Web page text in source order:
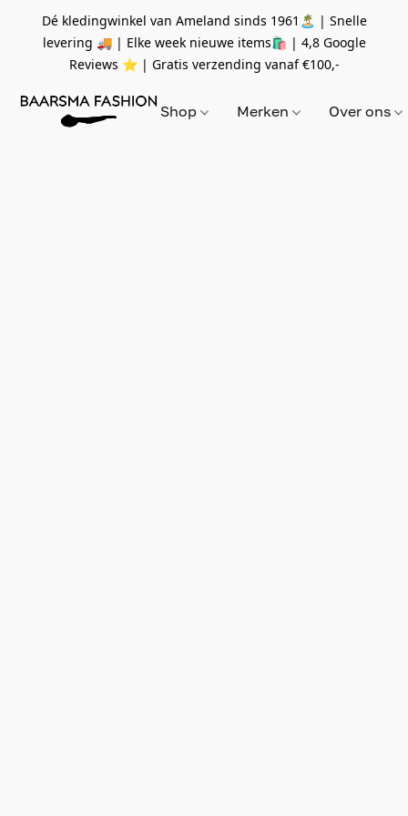
Dé kledingwinkel van Ameland sinds 1961🏝 | Snelle
levering 🚚 | Elke week nieuwe items🛍 | 4,8 Google
Reviews ⭐️ | Gratis verzending vanaf€100,-
Shop Merken Over ons